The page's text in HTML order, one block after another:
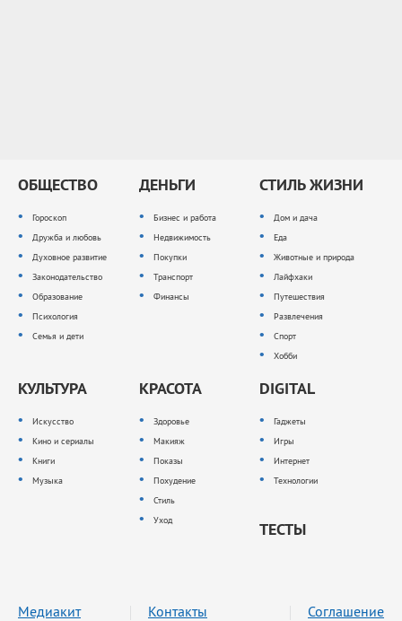
ОБЩЕСТВО
Гороскоп
Дружба и любовь
Духовное развитие
Законодательство
Образование
Психология
Семья и дети
ДЕНЬГИ
Бизнес и работа
Недвижимость
Покупки
Транспорт
Финансы
СТИЛЬ ЖИЗНИ
Дом и дача
Еда
Животные и природа
Лайфхаки
Путешествия
Развлечения
Спорт
Хобби
КУЛЬТУРА
Искусство
Кино и сериалы
Книги
Музыка
КРАСОТА
Здоровье
Макияж
Показы
Похудение
Стиль
Уход
DIGITAL
Гаджеты
Игры
Интернет
Технологии
ТЕСТЫ
Медиакит Контакты Соглашение